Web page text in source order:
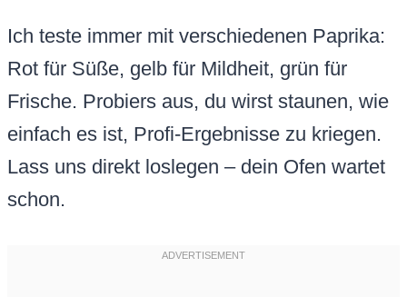
Ich teste immer mit verschiedenen Paprika:
Rot für Süße, gelb für Mildheit, grün für
Frische. Probiers aus, du wirst staunen, wie
einfach es ist, Profi-Ergebnisse zu kriegen.
Lass uns direkt loslegen – dein Ofen wartet
schon.